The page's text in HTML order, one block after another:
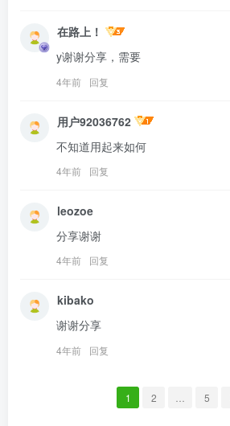
在路上！
y谢谢分享，需要
4年前 回复
用户92036762
不知道用起来如何
4年前 回复
leozoe
分享谢谢
4年前 回复
kibako
谢谢分享
4年前 回复
1 2 5